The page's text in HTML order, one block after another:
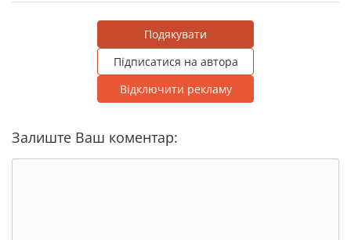
Подякувати
Підписатися на автора
Відключити рекламу
Залиште Ваш коментар: